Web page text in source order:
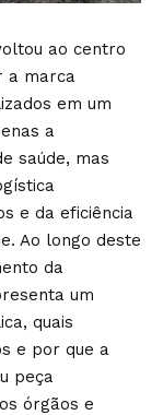
ao centro
a marca
em um
a
saúde, mas
e da eficiência
Ao longo deste
da
um
quais
e por que a
peça
órgãos e